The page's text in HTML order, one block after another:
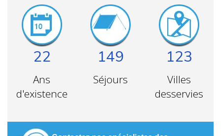
22
Ans
d'existence
149
Séjours
123
Villes
desservies